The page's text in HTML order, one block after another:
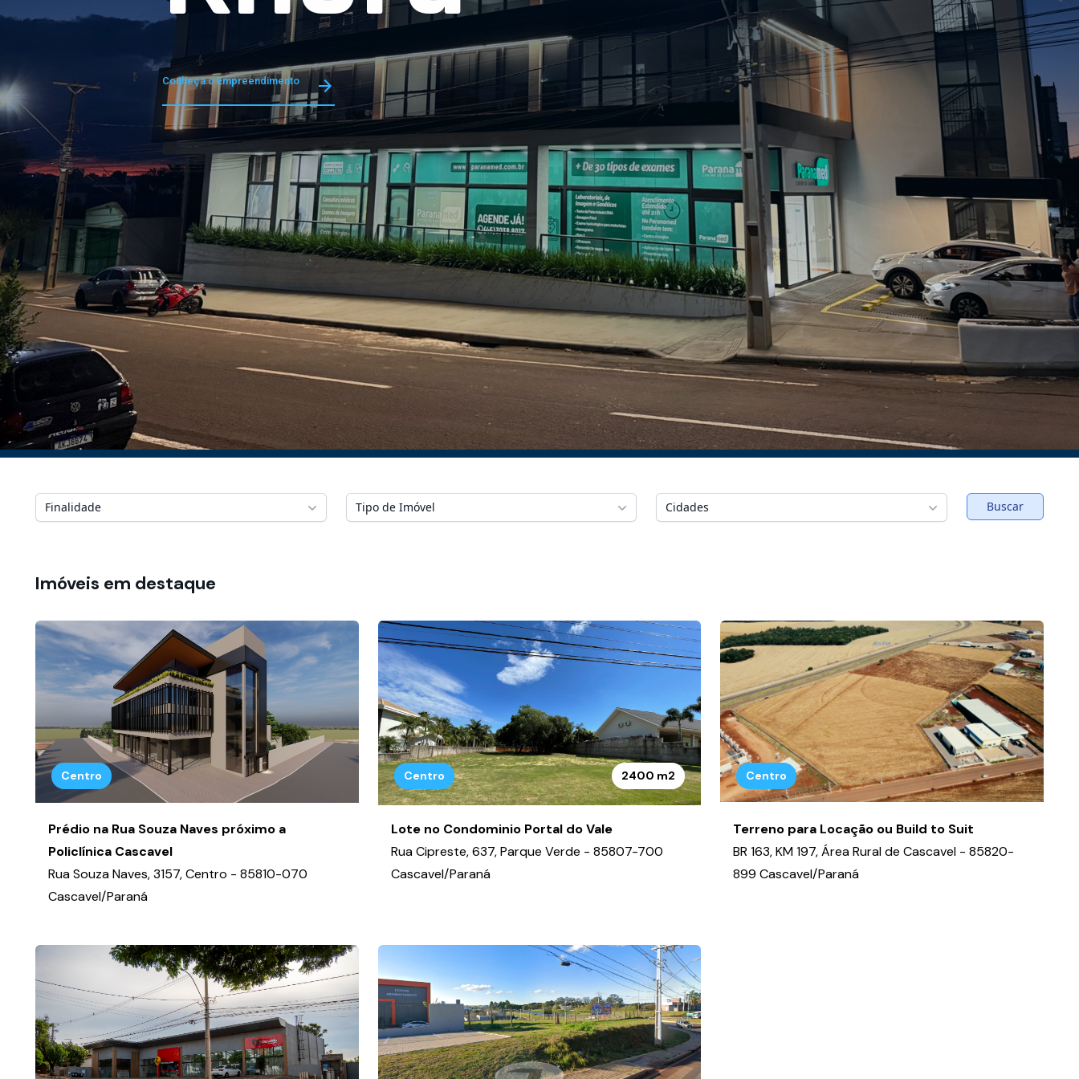
Conheça o Empreendimento
Finalidade Tipo de Imóvel Cidades Buscar
Imóveis em destaque
Centro
Prédio na Rua Souza Naves próximo a
Policlínica Cascavel
Rua Souza Naves, 3157, Centro - 85810-070
Cascavel/Paraná
Centro 2400 m2
Lote no Condominio Portal do Vale
Rua Cipreste, 637, Parque Verde - 85807-700
Cascavel/Paraná
Centro
Terreno para Locação ou Build to Suit
BR 163, KM 197, Área Rural de Cascavel - 85820-
899 Cascavel/Paraná